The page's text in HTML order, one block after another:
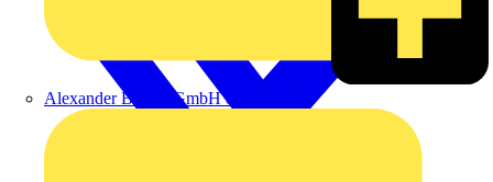
Alexander Bürkle GmbH & Co. KG